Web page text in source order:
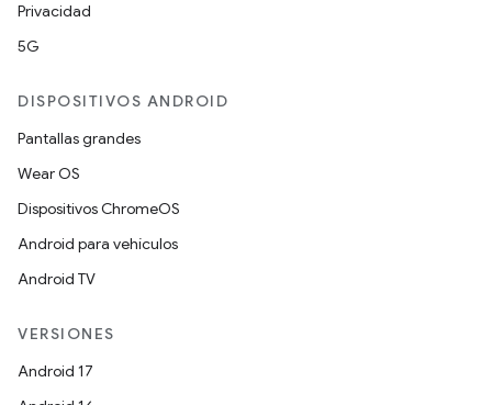
Privacidad
5G
DISPOSITIVOS ANDROID
Pantallas grandes
Wear OS
Dispositivos ChromeOS
Android para vehículos
Android TV
VERSIONES
Android 17